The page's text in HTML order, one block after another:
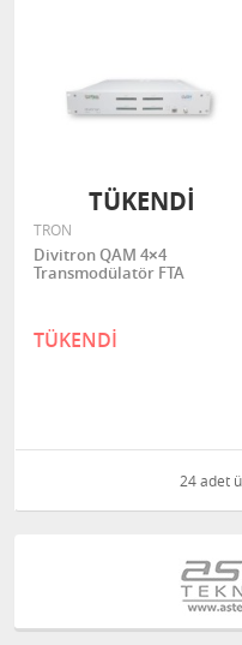
TRON
Divitron QAM 4×4
Transmodülatör FTA
TÜKENDİ
TÜKENDİ
24 adet